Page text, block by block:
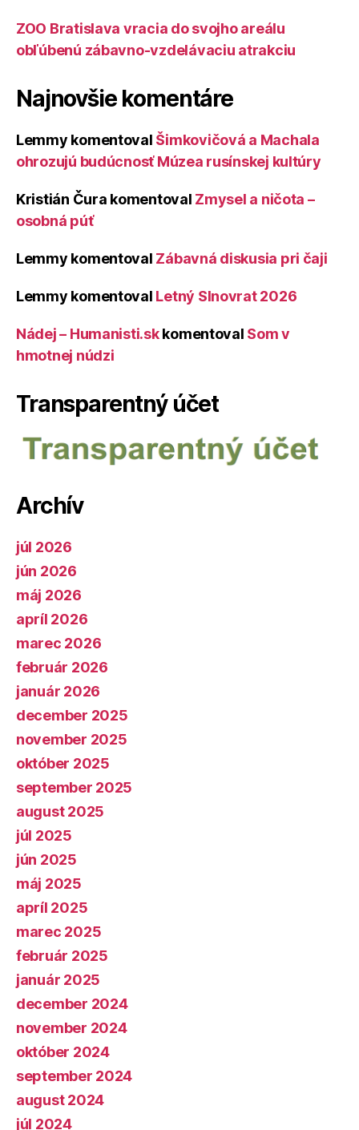
ZOO Bratislava vracia do svojho areálu
obľúbenú zábavno-vzdelávaciu atrakciu
Najnovšie komentáre
Lemmy komentoval Šimkovičová a Machala
ohrozujú budúcnosť Múzea rusínskej kultúry
Kristián Čura komentoval Zmysel a ničota –
osobná púť
Lemmy komentoval Zábavná diskusia pri čaji
Lemmy komentoval Letný Slnovrat 2026
Nádej – Humanisti.skkomentoval Som v
hmotnej núdzi
Transparentný účet
Archív
júl 2026
jún 2026
máj 2026
apríl 2026
marec 2026
február 2026
január 2026
december 2025
november 2025
október 2025
september 2025
august 2025
júl 2025
jún 2025
máj 2025
apríl 2025
marec 2025
február 2025
január 2025
december 2024
november 2024
október 2024
september 2024
august 2024
júl 2024